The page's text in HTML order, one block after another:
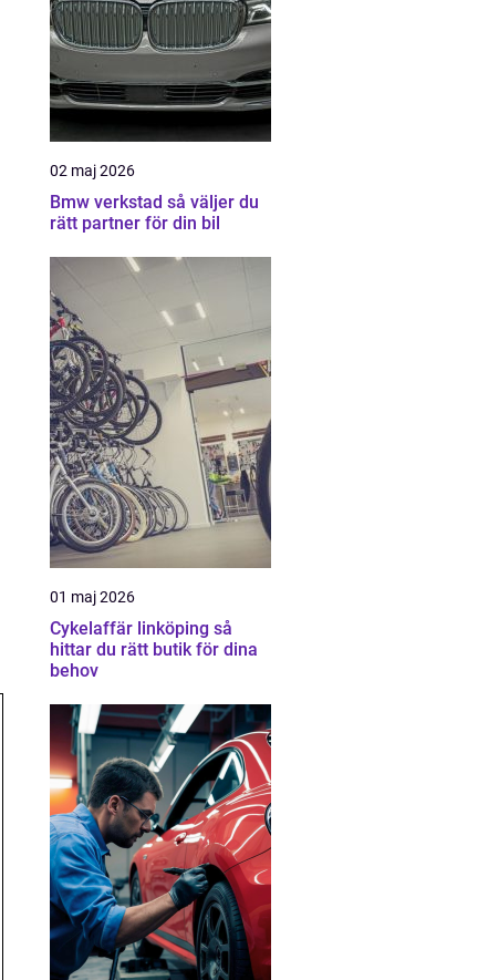
02 maj 2026
Bmw verkstad så väljer du
rätt partner för din bil
01 maj 2026
Cykelaffär linköping så
hittar du rätt butik för dina
behov